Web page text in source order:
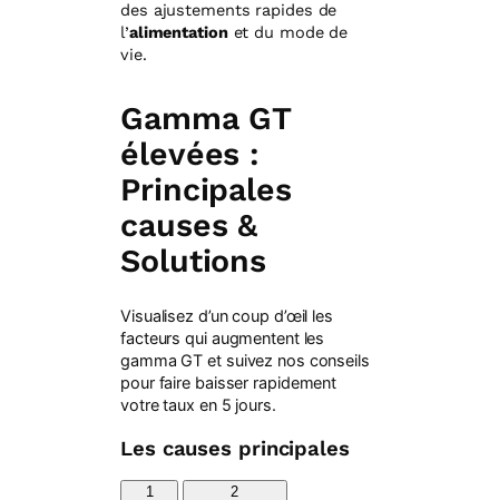
des ajustements rapides de
l’alimentationet du mode de
vie.
Gamma GT
élevées :
Principales
causes &
Solutions
Visualisez d’un coup d’œil les
facteurs qui augmentent les
gamma GT et suivez nos conseils
pour faire baisser rapidement
votre taux en 5 jours.
Les causes principales
1 2